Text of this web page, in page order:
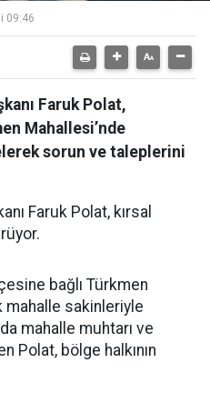
09:46
Faruk Polat,
Mahallesi’nde
sorun ve taleplerini
Faruk Polat, kırsal
bağlı Türkmen
mahalle sakinleriyle
mahalle muhtarı ve
Polat, bölge halkının